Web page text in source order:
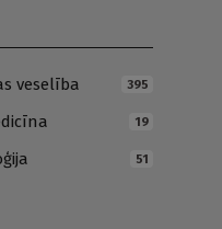
veselība 395
19
51